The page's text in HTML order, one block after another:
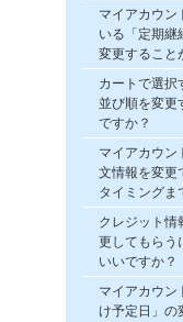
マイアカウン
いる「定期継
変更すること
カートで選択
並び順を変更
ですか？
マイアカウン
文情報を変更
タイミングま
クレジット情
更してもらう
いいですか？
マイアカウン
け予定日」の